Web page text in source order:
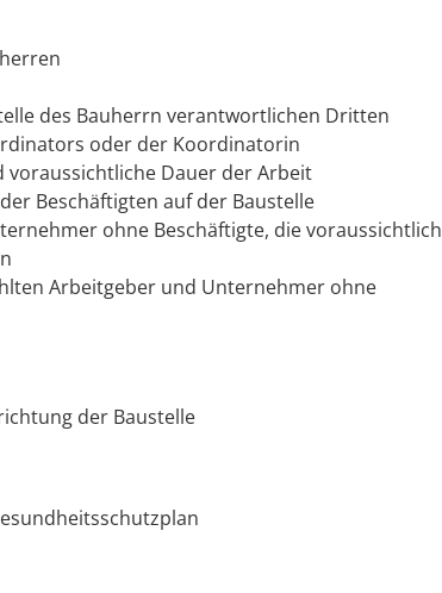
des Bauherrn verantwortlichen Dritten
oder der Koordinatorin
Dauer der Arbeit
Beschäftigten auf der Baustelle
ohne Beschäftigte, die voraussichtlich
Arbeitgeber und Unternehmer ohne
der Baustelle